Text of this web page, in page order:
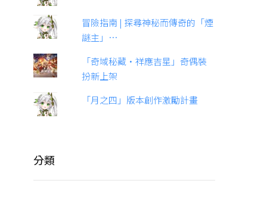
冒險指南 | 探尋神秘而傳奇的「煙
謎主」…
「奇域秘藏·祥應吉星」奇偶裝
扮新上架
「月之四」版本創作激勵計畫
分類